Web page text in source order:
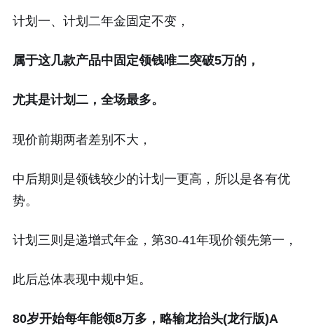
计划一、计划二年金固定不变，
属于这几款产品中固定领钱唯二突破5万的，
尤其是计划二，全场最多。
现价前期两者差别不大，
中后期则是领钱较少的计划一更高，所以是各有优
势。
计划三则是递增式年金，第30-41年现价领先第一，
此后总体表现中规中矩。
80岁开始每年能领8万多，略输龙抬头(龙行版)A